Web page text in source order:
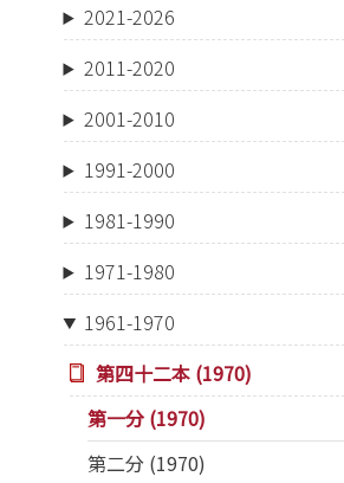
2021-2026
2011-2020
2001-2010
1991-2000
1981-1990
1971-1980
1961-1970
第四十二本 (1970)
第一分 (1970)
第二分 (1970)